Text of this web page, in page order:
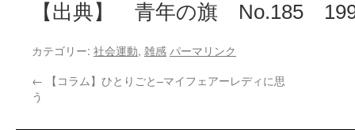
【出典】 青年の旗 No.185
カテゴリー: 社会運動, 雑感 パーマリンク
← 【コラム】ひとりごと–マイフェアーレディに思
う